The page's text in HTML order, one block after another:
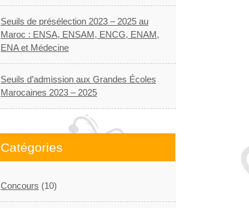
Seuils de présélection 2023 – 2025 au
Maroc : ENSA, ENSAM, ENCG, ENAM,
ENA et Médecine
Seuils d’admission aux Grandes Écoles
Marocaines 2023 – 2025
Catégories
Concours (10)